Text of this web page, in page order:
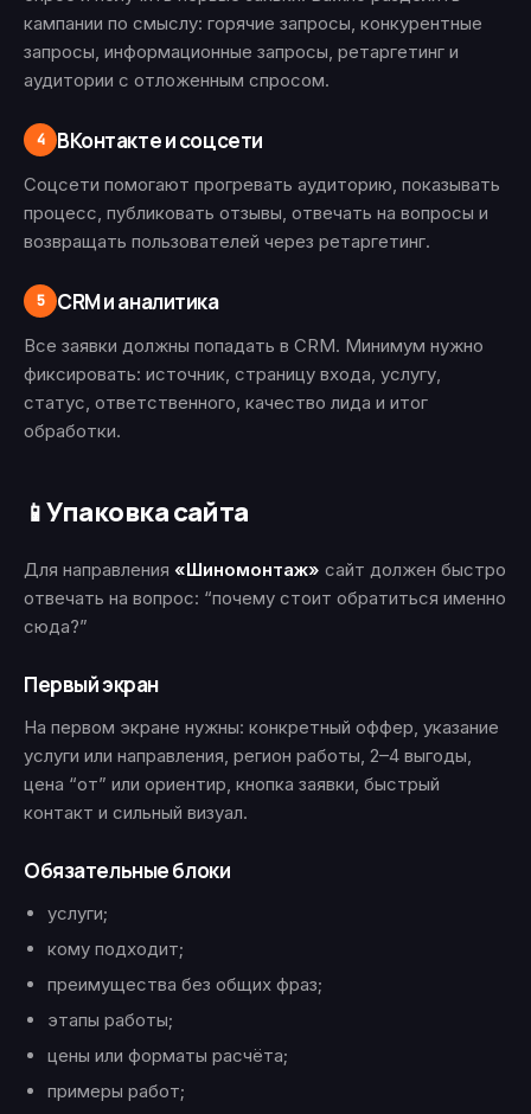
кампании по смыслу: горячие запросы, конкурентные
запросы, информационные запросы, ретаргетинг и
аудитории с отложенным спросом.
4 ВКонтакте и соцсети
Соцсети помогают прогревать аудиторию, показывать
процесс, публиковать отзывы, отвечать на вопросы и
возвращать пользователей через ретаргетинг.
5 CRM и аналитика
Все заявки должны попадать в CRM. Минимум нужно
фиксировать: источник, страницу входа, услугу,
статус, ответственного, качество лида и итог
обработки.
📱Упаковка сайта
Для направления «Шиномонтаж» сайт должен быстро
отвечать на вопрос: “почему стоит обратиться именно
сюда?”
Первый экран
На первом экране нужны: конкретный оффер, указание
услуги или направления, регион работы, 2–4 выгоды,
цена “от” или ориентир, кнопка заявки, быстрый
контакт и сильный визуал.
Обязательные блоки
услуги;
кому подходит;
преимущества без общих фраз;
этапы работы;
цены или форматы расчёта;
примеры работ;